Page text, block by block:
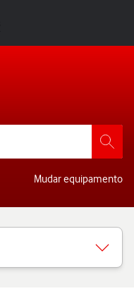
Mudar equipamento